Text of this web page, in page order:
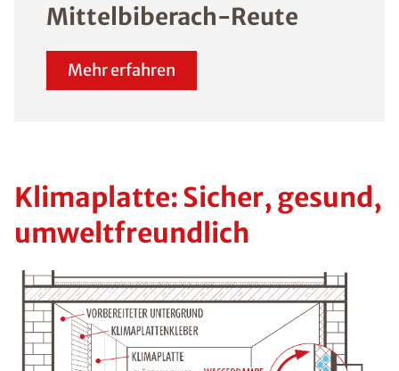
Mittelbiberach-Reute
Mehr erfahren
Klimaplatte: Sicher, gesund,
umweltfreundlich